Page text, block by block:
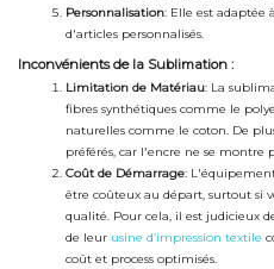
Personnalisation: Elle est adaptée
d'articles personnalisés.
Inconvénients de la Sublimation :
Limitation de Matériau: La
fibres synthétiques comme le
naturelles comme le coton. De
préférés, car l'encre ne se montre
Coût de Démarrage:
être coûteux au départ, surtout si
qualité. Pour cela, il est judicieux
de leur usine d’impression textile
coût et process optimisés.